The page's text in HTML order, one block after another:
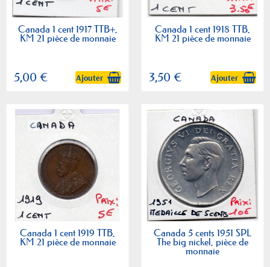
Canada 1 cent 1917 TTB+,
KM 21 pièce de monnaie
5,00 € Ajouter
Canada 1 cent 1918 TTB,
KM 21 pièce de monnaie
3,50 € Ajouter
Canada 1 cent 1919 TTB,
KM 21 pièce de monnaie
Canada 5 cents 1951 SPL
The big nickel, pièce de
monnaie